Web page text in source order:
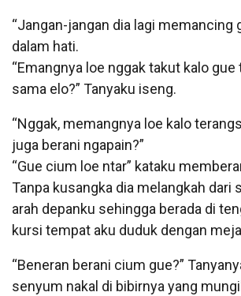
“Jangan-jangan dia lagi memancing
dalam hati.
“Emangnya loe nggak takut kalo
sama elo?” Tanyaku iseng.
“Nggak, memangnya loe kalo
juga berani ngapain?”
“Gue cium loe ntar” kataku
Tanpa kusangka dia melangkah dari
arah depanku sehingga berada di
kursi tempat aku duduk dengan
“Beneran berani cium gue?”
senyum nakal di bibirnya yang